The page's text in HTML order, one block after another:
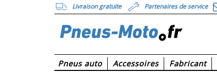
Livraison gratuite Partenaires de service
Pneus auto Accessoires Fabricant